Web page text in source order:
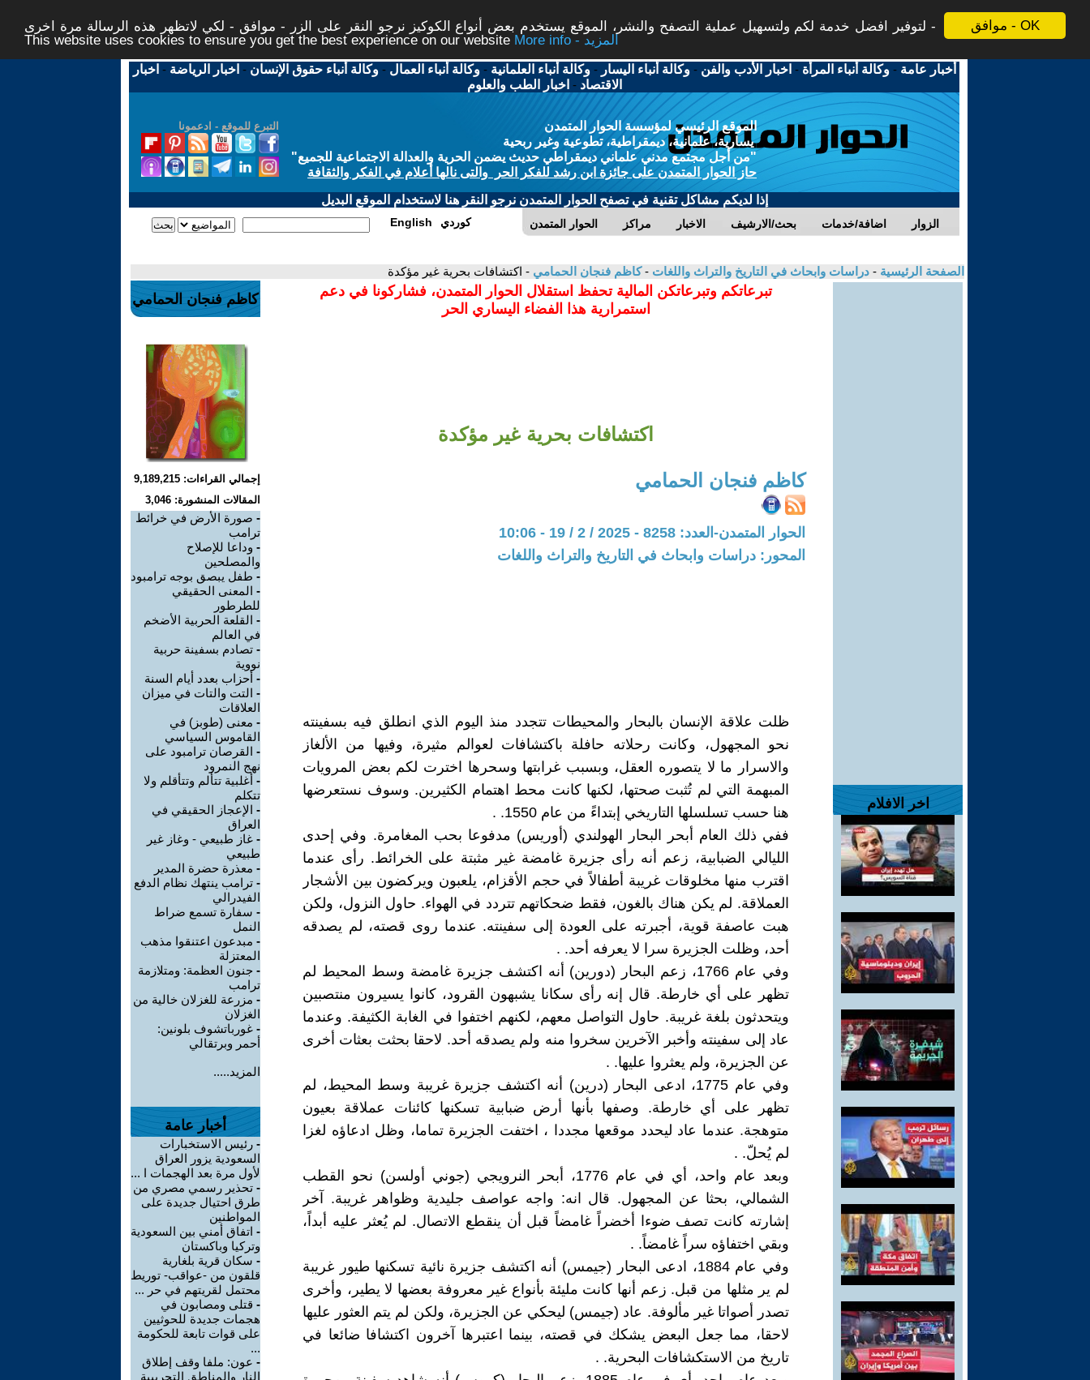
موافق - OK
لتوفير افضل خدمة لكم ولتسهيل عملية التصفح والنشر، الموقع يستخدم بعض أنواع الكوكيز نرجو النقر على الزر - موافق - لكي لاتظهر هذه الرسالة مرة اخرى -
This website uses cookies to ensure you get the best experience on our website
More info - المزيد
أخبار عامة -وكالة أنباء المرأة - اخبار الأدب والفن -وكالة أنباء اليسار -وكالة أنباء العلمانية -وكالة أنباء العمال -وكالة أنباء حقوق الإنسان - اخبار الرياضة - اخبار
الاقتصاد - اخبار الطب والعلوم
التبرع للموقع - ادعمونا
الموقع الرئيسي لمؤسسة الحوار المتمدن
يسارية، علمانية، ديمقراطية، تطوعية وغير ربحية
"من أجل مجتمع مدني علماني ديمقراطي حديث يضمن الحرية والعدالة الاجتماعية للجميع"
حاز الحوار المتمدن على جائزة ابن رشد للفكر الحر والتى نالها أعلام في الفكر والثقافة
إذا لديكم مشاكل تقنية في تصفح الحوار المتمدن نرجو النقر هنا لاستخدام الموقع البديل
الحوار المتمدن مراكز الاخبار بحث/الارشيف اضافة/خدمات الزوار English كوردي
الصفحة الرئيسية - دراسات وابحاث في التاريخ والتراث واللغات -كاظم فنجان الحمامي - اكتشافات بحرية غير مؤكدة
اخر الافلام
تبرعاتكم وتبرعاتكن المالية تحفظ استقلال الحوار المتمدن، فشاركونا في دعم
استمرارية هذا الفضاء اليساري الحر
اكتشافات بحرية غير مؤكدة
كاظم فنجان الحمامي
الحوار المتمدن-العدد: 8258 - 2025 / 2 / 19 - 10:06
المحور: دراسات وابحاث في التاريخ والتراث واللغات
ظلت علاقة الإنسان بالبحار والمحيطات تتجدد منذ اليوم الذي انطلق فيه بسفينته
نحو المجهول، وكانت رحلاته حافلة باكتشافات لعوالم مثيرة، وفيها من الألغاز
والاسرار ما لا يتصوره العقل، وبسبب غرابتها وسحرها اخترت لكم بعض المرويات
المبهمة التي لم تُثبت صحتها، لكنها كانت محط اهتمام الكثيرين. وسوف نستعرضها
هنا حسب تسلسلها التاريخي إبتداءً من عام 1550. .
ففي ذلك العام أبحر البحار الهولندي (أوريس) مدفوعا بحب المغامرة. وفي إحدى
الليالي الضبابية، زعم أنه رأى جزيرة غامضة غير مثبتة على الخرائط. رأى عندما
اقترب منها مخلوقات غريبة أطفالاً في حجم الأقزام، يلعبون ويركضون بين الأشجار
العملاقة. لم يكن هناك بالغون، فقط ضحكاتهم تتردد في الهواء. حاول النزول، ولكن
هبت عاصفة قوية، أجبرته على العودة إلى سفينته. عندما روى قصته، لم يصدقه
أحد، وظلت الجزيرة سرا لا يعرفه أحد. .
وفي عام 1766، زعم البحار (دورين) أنه اكتشف جزيرة غامضة وسط المحيط لم
تظهر على أي خارطة. قال إنه رأى سكانا يشبهون القرود، كانوا يسيرون منتصبين
ويتحدثون بلغة غريبة. حاول التواصل معهم، لكنهم اختفوا في الغابة الكثيفة. وعندما
عاد إلى سفينته وأخبر الآخرين سخروا منه ولم يصدقه أحد. لاحقا بحثت بعثات أخرى
عن الجزيرة، ولم يعثروا عليها. .
وفي عام 1775، ادعى البحار (درين) أنه اكتشف جزيرة غريبة وسط المحيط، لم
تظهر على أي خارطة. وصفها بأنها أرض ضبابية تسكنها كائنات عملاقة بعيون
متوهجة. عندما عاد ليحدد موقعها مجددا ، اختفت الجزيرة تماما، وظل ادعاؤه لغزا
لم يُحلّ. .
وبعد عام واحد، أي في عام 1776، أبحر النرويجي (جوني أولسن) نحو القطب
الشمالي، بحثا عن المجهول. قال انه: واجه عواصف جليدية وظواهر غريبة. آخر
إشارته كانت تصف ضوءا أخضراً غامضاً قبل أن ينقطع الاتصال. لم يُعثر عليه أبداً،
وبقي اختفاؤه سراً غامضاً. .
وفي عام 1884، ادعى البحار (جيمس) أنه اكتشف جزيرة نائية تسكنها طيور غريبة
لم ير مثلها من قبل. زعم أنها كانت مليئة بأنواع غير معروفة بعضها لا يطير، وأخرى
تصدر أصواتا غير مألوفة. عاد (جيمس) ليحكي عن الجزيرة، ولكن لم يتم العثور عليها
لاحقا، مما جعل البعض يشكك في قصته، بينما اعتبرها آخرون اكتشافا ضائعا في
تاريخ من الاستكشافات البحرية. .
كاظم فنجان الحمامي
إجمالي القراءات: 9,189,215
المقالات المنشورة: 3,046
- صورة الأرض في خرائط
ترامب
- وداعا للإصلاح
والمصلحين
- طفل يبصق بوجه ترامبود
- المعنى الحقيقي
للطرطور
- القلعة الحربية الأضخم
في العالم
- تصادم بسفينة حربية
نووية
- أحزاب بعدد أيام السنة
- التت والتات في ميزان
العلاقات
- معنى (طوبز) في
القاموس السياسي
- القرصان ترامبود على
نهج النمرود
- أغلبية تتألم وتتأقلم ولا
تتكلم
- الإعجاز الحقيقي في
العراق
- غاز طبيعي - وغاز غير
طبيعي
- معذرة حضرة المدير
- ترامب ينتهك نظام الدفع
الفيدرالي
- سفارة تسمع ضراط
النمل
- مبدعون اعتنقوا مذهب
المعتزلة
- جنون العظمة: ومتلازمة
ترامب
- مزرعة للغزلان خالية من
الغزلان
- غورباتشوف بلونين:
أحمر وبرتقالي
المزيد.....
أخبار عامة
- رئيس الاستخبارات
السعودية يزور العراق
لأول مرة بعد الهجمات ا ...
- تحذير رسمي مصري من
طرق احتيال جديدة على
المواطنين
- اتفاق أمني بين السعودية
وتركيا وباكستان
- سكان قرية بلغارية
قلقون من -عواقب- توريط
محتمل لقريتهم في حر ...
- قتلى ومصابون في
هجمات جديدة للحوثيين
على قوات تابعة للحكومة
...
- عون: ملفا وقف إطلاق
النار والمناطق التجريبية